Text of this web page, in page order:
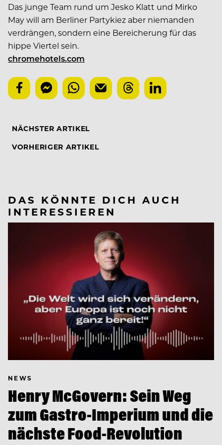
Das junge Team rund um Jesko Klatt und Mirko
May will am Berliner Partykiez aber niemanden
verdrängen, sondern eine Bereicherung für das
hippe Viertel sein.
chromehotels.com
NÄCHSTER ARTIKEL
VORHERIGER ARTIKEL
DAS KÖNNTE DICH AUCH
INTERESSIEREN
NEWS
Henry McGovern: Sein Weg
zum Gastro-Imperium und die
nächste Food-Revolution